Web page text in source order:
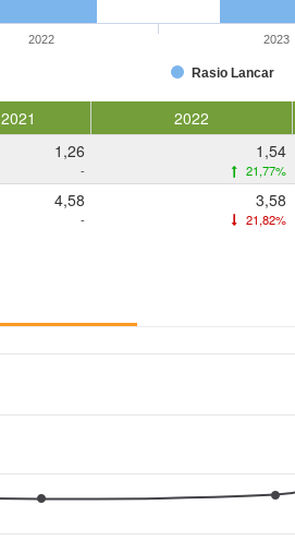
Rasio Lancar
2022 2023
2021 2022
1,26
-
1,54
21,77%
4,58
-
3,58
21,82%